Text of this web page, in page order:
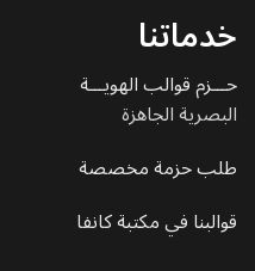
خدماتنا
حـــزم قوالب الهويـــة
البصرية الجاهزة
طلب حزمة مخصصة
قوالبنا في مكتبة كانفا